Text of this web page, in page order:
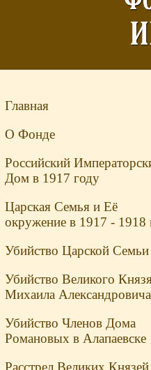
Главная
О Фонде
Российский
Дом в 1917 году
Царская Семья и Её
окружение в 1917 - 1918
Убийство Царской Семьи
Убийство Великого
Михаила Александровича
Убийство Членов Дома
Романовых в Алапаевске
Расстрел Великих